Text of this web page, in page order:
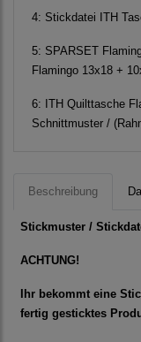
4: Stickdatei ITH
5: SPARSET
Flamingo 13x18 +
6: ITH Quilttasche
Schnittmuster /
Beschreibung
Stickmuster /
ACHTUNG!
Ihr bekommt eine
fertig gesticktes